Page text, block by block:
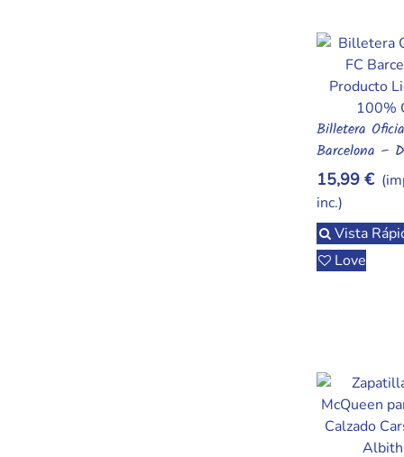
Vista
Billetera
Barcelona –
Exclusivo Con
Club
15,99 €
inc.)
Vista
Love